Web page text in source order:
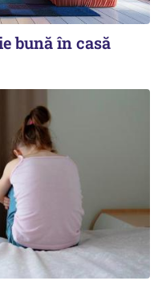
bună în casă